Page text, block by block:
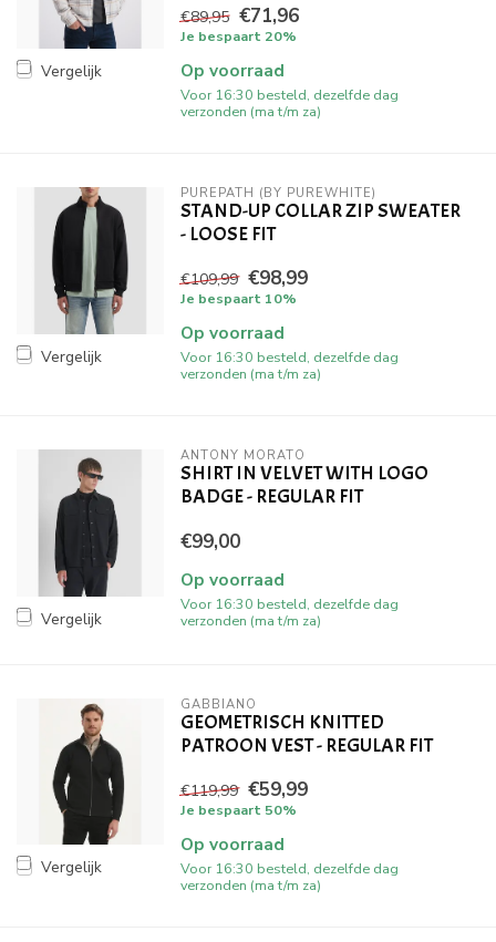
Vergelijk
€89,95 €71,96
Je bespaart 20%
Op voorraad
Voor 16:30 besteld, dezelfde dag
verzonden (ma t/m za)
Vergelijk
PUREPATH (BY PUREWHITE)
STAND-UP COLLAR ZIP SWEATER
- LOOSE FIT
€109,99 €98,99
Je bespaart 10%
Op voorraad
Voor 16:30 besteld, dezelfde dag
verzonden (ma t/m za)
Vergelijk
ANTONY MORATO
SHIRT IN VELVET WITH LOGO
BADGE - REGULAR FIT
€99,00
Op voorraad
Voor 16:30 besteld, dezelfde dag
verzonden (ma t/m za)
Vergelijk
GABBIANO
GEOMETRISCH KNITTED
PATROON VEST - REGULAR FIT
€119,99 €59,99
Je bespaart 50%
Op voorraad
Voor 16:30 besteld, dezelfde dag
verzonden (ma t/m za)